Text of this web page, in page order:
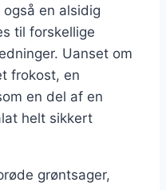
en alsidig
til forskellige
Uanset om
frokost, en
en del af en
helt sikkert
grøntsager,